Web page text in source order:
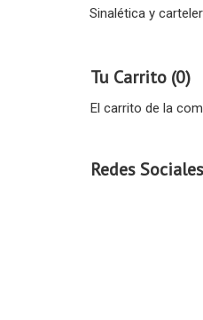
Sinalética y
Tu Carrito (0)
El carrito de la
Redes Sociales